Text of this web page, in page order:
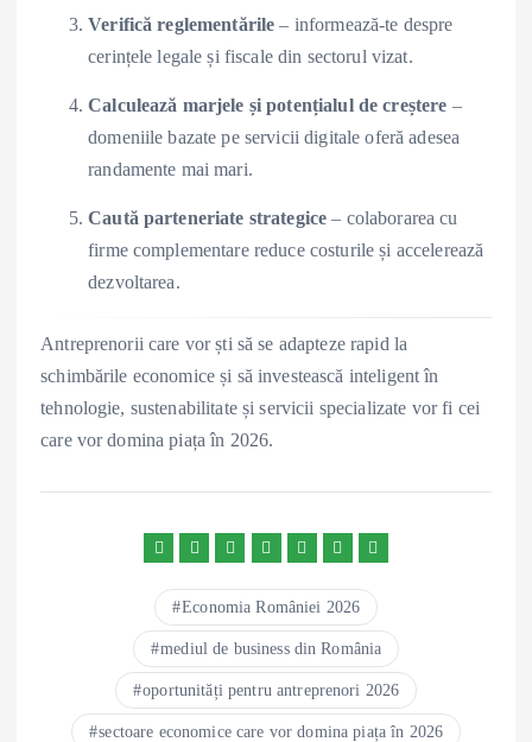
Verifică reglementările – informează-te despre
cerințele legale și fiscale din sectorul vizat.
Calculează marjele și potențialul de creștere –
domeniile bazate pe servicii digitale oferă adesea
randamente mai mari.
Caută parteneriate strategice – colaborarea cu
firme complementare reduce costurile și accelerează
dezvoltarea.
Antreprenorii care vor ști să se adapteze rapid la
schimbările economice și să investească inteligent în
tehnologie, sustenabilitate și servicii specializate vor fi cei
care vor domina piața în 2026.
Economia României 2026
mediul de business din România
oportunități pentru antreprenori 2026
sectoare economice care vor domina piața în 2026